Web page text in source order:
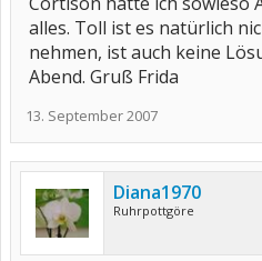
alles. Toll ist es natürlich
nehmen, ist auch keine
Abend. Gruß Frida
13. September 2007
Diana1970
Ruhrpottgöre